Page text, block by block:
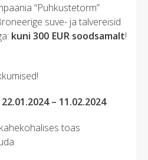
“Puhkustetorm”
suve- ja talvereisid
kuni 300 EUR soodsamalt!
22.01.2024 – 11.02.2024
toas